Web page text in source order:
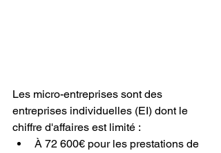
Les micro-entreprises sont des
entreprises individuelles (EI) dont le
chiffre d'affaires est limité :
À 72 600€ pour les prestations de